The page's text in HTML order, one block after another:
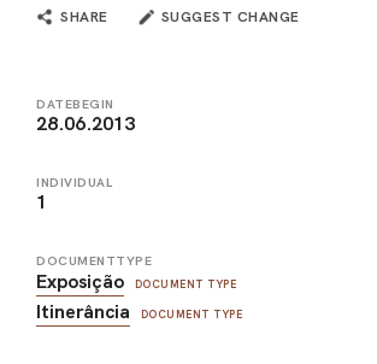
SHARE SUGGEST CHANGE
DATEBEGIN
28.06.2013
INDIVIDUAL
1
DOCUMENTTYPE
Exposição DOCUMENT TYPE
Itinerância DOCUMENT TYPE